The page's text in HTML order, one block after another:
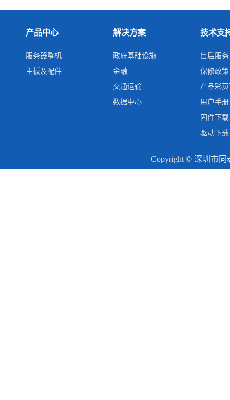
产品中心
服务器整机
主板及配件
解决方案
政府基础设施
金融
交通运输
数据中心
技术支
售后服务
保修政策
产品彩
用户手
固件下载
驱动下载
Copyright © 深圳市同